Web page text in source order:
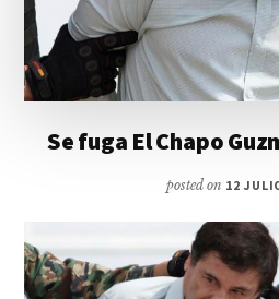
Se fuga El Chapo
posted on 12